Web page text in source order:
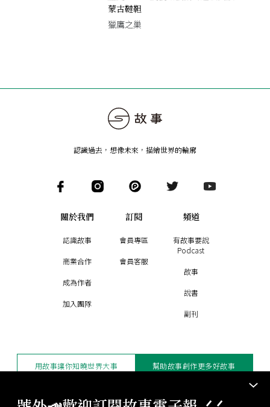
蒙古韃靼
獵鷹之巢
認識過去，想像未來 ， 描繪世界的輪廓
關於我們
認識故事
商業合作
成為作者
加入團隊
訂閱
會員專區
會員客服
頻道
有故事要說
Podcast
故事
說書
副刊
用故事讓你知曉世界大事 幫助故事創作更多好故事